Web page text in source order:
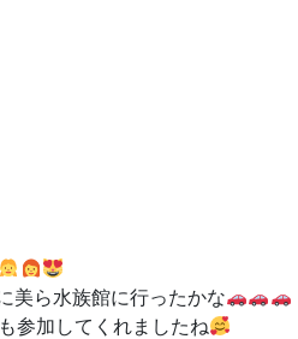
美ら水族館に行ったかな
参加してくれましたね